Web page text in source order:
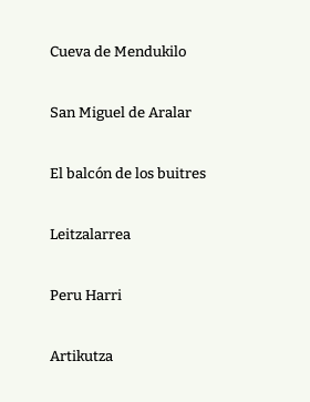
Cueva de Mendukilo
San Miguel de Aralar
El balcón de los buitres
Leitzalarrea
Peru Harri
Artikutza